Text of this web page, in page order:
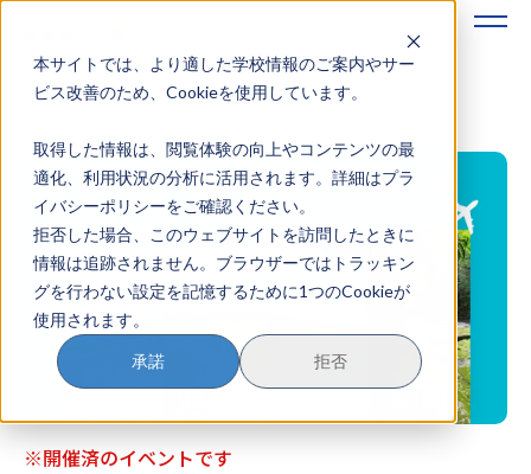
本サイトでは、より適した学校情報のご案内やサー
ビス改善のため、Cookieを使用しています。
取得した情報は、閲覧体験の向上やコンテンツの最
適化、利用状況の分析に活用されます。詳細はプラ
イバシーポリシーをご確認ください。
拒否した場合、このウェブサイトを訪問したときに
情報は追跡されません。ブラウザーではトラッキン
グを行わない設定を記憶するために1つのCookieが
使用されます。
承諾 拒否
地域みらい留学のすすめかた
地域みらい留学とは
学校を探す
イベントを探す
おためし地域留学
マガジン
奨学金について
※開催済のイベントです